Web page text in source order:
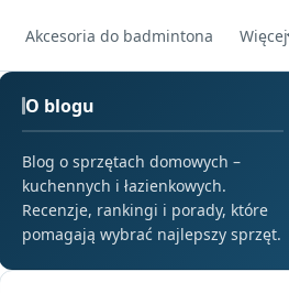
Akcesoria do badmintona Więcej
O blogu
Blog o sprzętach domowych –
kuchennych i łazienkowych.
Recenzje, rankingi i porady, które
pomagają wybrać najlepszy sprzęt.